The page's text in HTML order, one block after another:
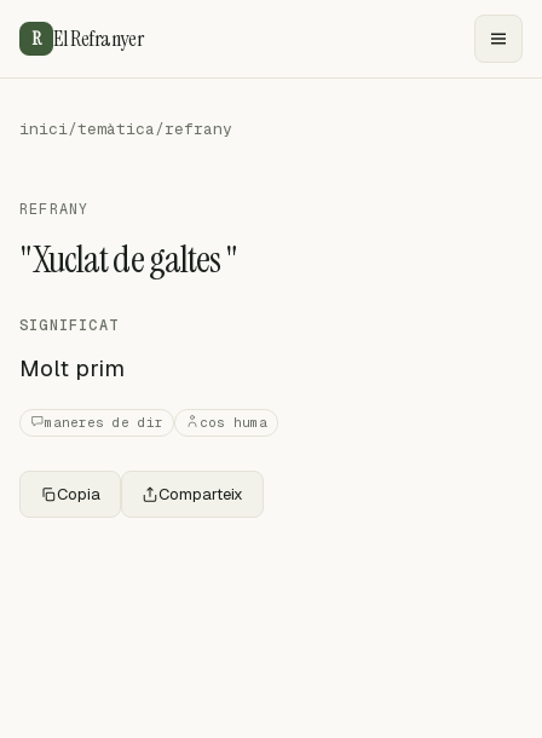
R El Refranyer
inici/temàtica/refrany
REFRANY
"Xuclat de galtes "
SIGNIFICAT
Molt prim
maneres de dir cos huma
Copia Comparteix